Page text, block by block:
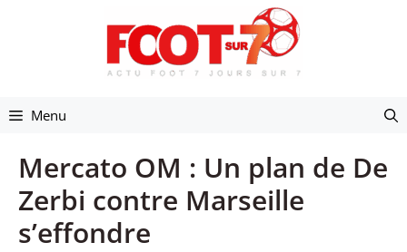
Menu
Mercato OM : Un plan de De
Zerbi contre Marseille
s’effondre